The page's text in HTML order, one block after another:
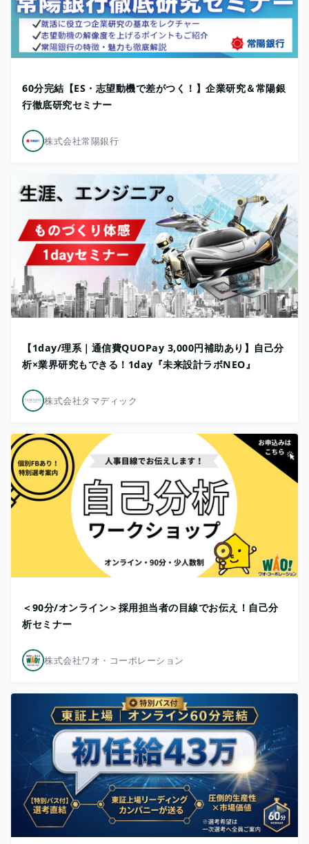
60分完結【ES・志望動機で差がつく！】企業研究＆常陽銀
行徹底研究セミナー
株式会社常陽銀行
【1day/理系｜通信費QUOPay 3,000円補助あり】自己分
析×業界研究もできる！1day『未来設計ラボNEO』
株式会社タマディック
＜90分/オンライン＞採用担当者の目線でお伝え！自己分
析セミナー
株式会社ワオ・コーポレーション